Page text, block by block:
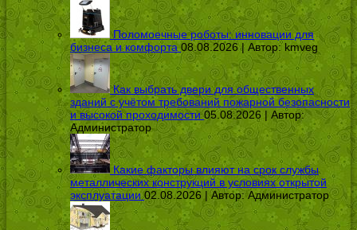
Поломоечные роботы: инновации для
бизнеса и комфорта 08.08.2026 | Автор:kmveg
Как выбрать двери для общественных
зданий с учётом требований пожарной безопасности
и высокой проходимости 05.08.2026 | Автор:
Администратор
Какие факторы влияют на срок службы
металлических конструкций в условиях открытой
эксплуатации 02.08.2026 | Автор:Администратор